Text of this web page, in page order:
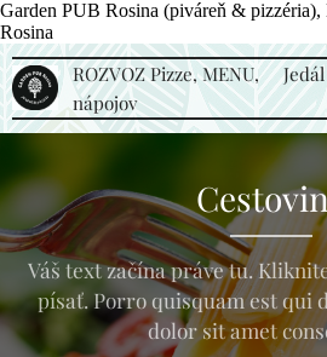
Garden PUB Rosina (piváreň &
Rosina
ROZVOZ Pizze, MENU,
nápojov
Váš text začína práve tu.
písať. Porro quisquam est qui
dolor sit amet